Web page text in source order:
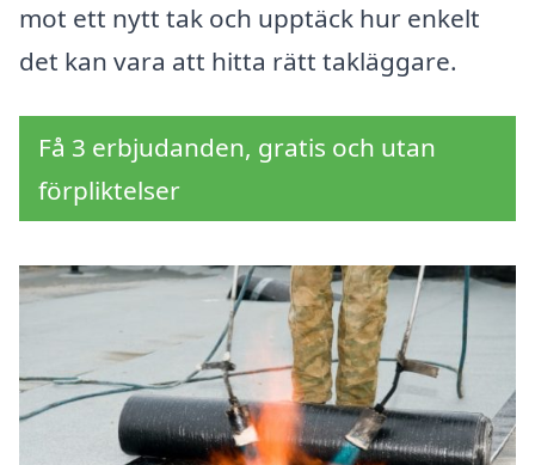
mot ett nytt tak och upptäck hur enkelt
det kan vara att hitta rätt takläggare.
Få 3 erbjudanden, gratis och utan
förpliktelser